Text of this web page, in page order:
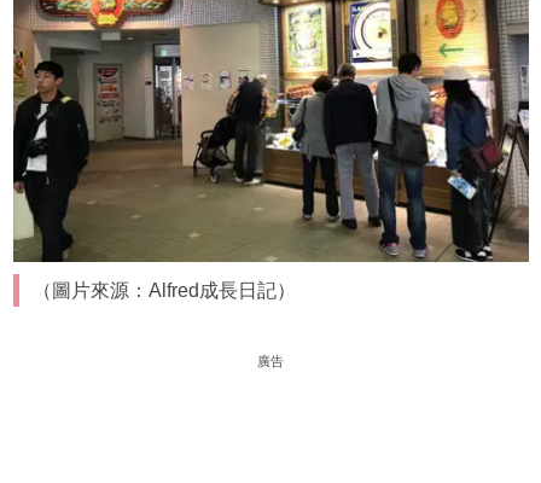
（圖片來源：Alfred成長日記）
廣告